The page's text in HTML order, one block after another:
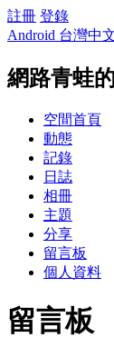
註冊 登錄
Android 台灣中
網路青蛙
空間首頁
動態
記錄
日誌
相冊
主題
分享
留言板
個人資料
留言板